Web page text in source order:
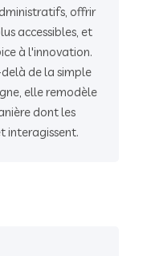
offrir
accessibles, et
à l'innovation.
de la simple
elle remodèle
dont les
interagissent.